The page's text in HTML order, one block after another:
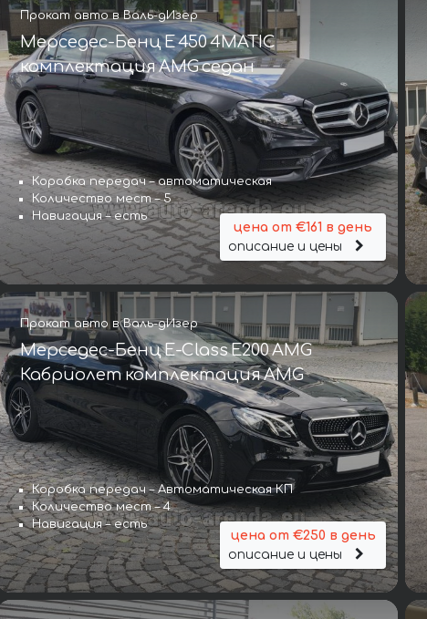
Прокат авто в Валь-дИзер
Мерседес-Бенц E 450 4MATIC
комплектация AMG седан
Коробка передач – автоматическая
Количество мест – 5
Навигация – есть
цена от €161 в день
описание и цены
Прокат авто в Валь-дИзер
Мерседес-Бенц E-Class E200 AMG
Кабриолет комплектация AMG
Коробка передач – Автоматическая КП
Количество мест – 4
Навигация – есть
цена от €250 в день
описание и цены